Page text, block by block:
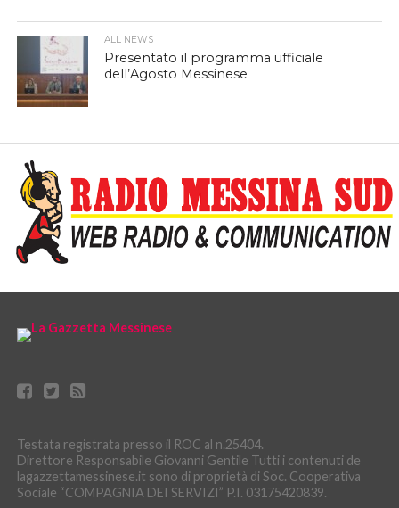
ALL NEWS
Presentato il programma ufficiale
dell’Agosto Messinese
Testata registrata presso il ROC al n.25404.
Direttore Responsabile Giovanni Gentile Tutti i contenuti de
lagazzettamessinese.it sono di proprietà di Soc. Cooperativa
Sociale “COMPAGNIA DEI SERVIZI” P.I. 03175420839.